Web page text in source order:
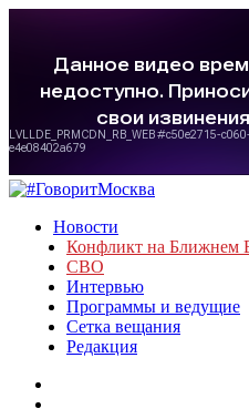
Новости
Конфликт на Ближнем
СВО
Интервью
Программы и ведущие
Сетка вещания
Редакция